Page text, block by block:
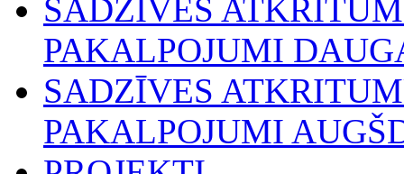
SADZĪVES
PAKALPOJUMI
SADZĪVES
PAKALPOJUMI